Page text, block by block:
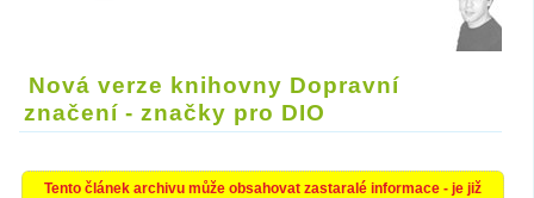
Nová verze knihovny Dopravní
značení - značky pro DIO
Tento článek archivu může obsahovat zastaralé informace - je již